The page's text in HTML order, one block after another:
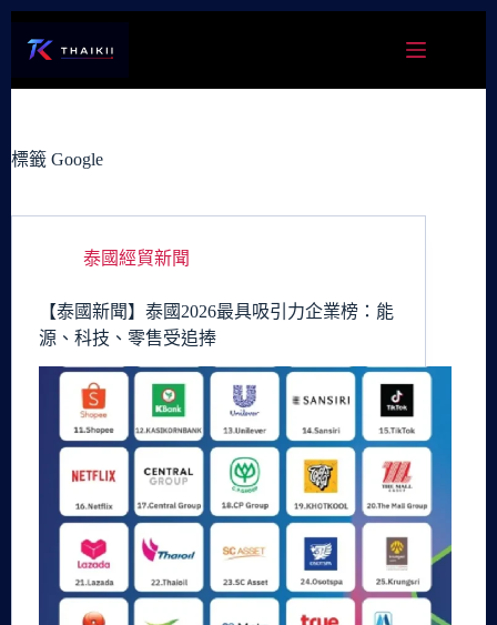
容
標籤 Google
泰國經貿新聞
【泰國新聞】泰國2026最具吸引力企業榜：能
源、科技、零售受追捧